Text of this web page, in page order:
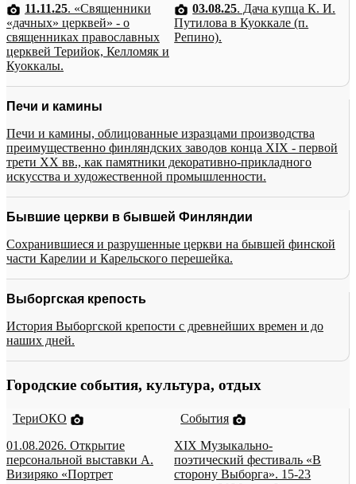
11.11.25. «Священники
«дачных» церквей» - о
священниках православных
церквей Терийок, Келломяк и
Куоккалы.
03.08.25. Дача купца К. И.
Путилова в Куоккале (п.
Репино).
Печи и камины
Печи и камины, облицованные изразцами производства
преимущественно финляндских заводов конца XIX - первой
трети XX вв., как памятники декоративно-прикладного
искусства и художественной промышленности.
Бывшие церкви в бывшей Финляндии
Сохранившиеся и разрушенные церкви на бывшей финской
части Карелии и Карельского перешейка.
Выборгская крепость
История Выборгской крепости с древнейших времен и до
наших дней.
Городские события, культура, отдых
ТериОКО
01.08.2026. Открытие
персональной выставки А.
Визиряко «Портрет
События
XIX Музыкально-
поэтический фестиваль «В
сторону Выборга». 15-23